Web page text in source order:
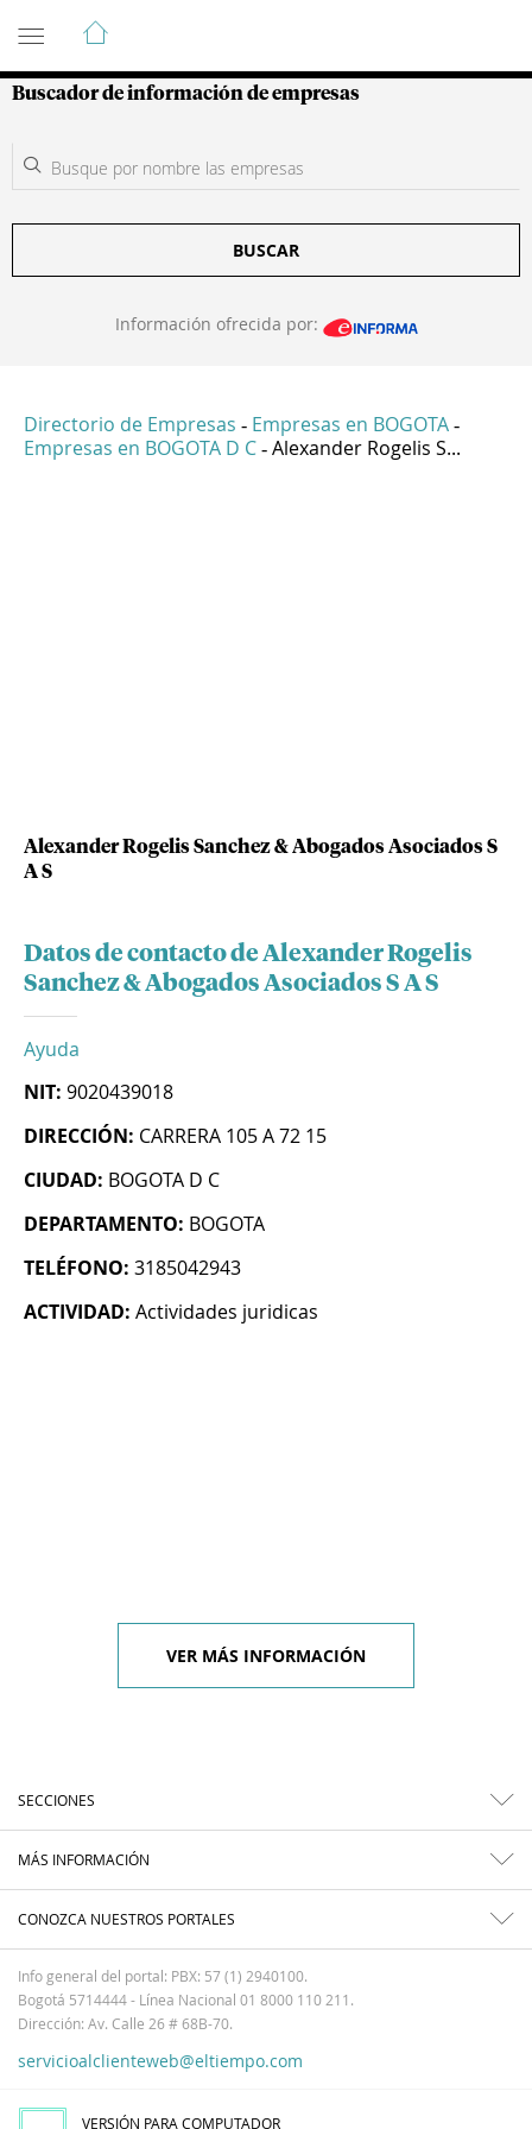
Guía de Empresas Colombianas
Buscador de información de empresas
BUSCAR
Información ofrecida por:
Directorio de Empresas - Empresas en BOGOTA -
Empresas en BOGOTA D C - Alexander Rogelis S...
Alexander Rogelis Sanchez & Abogados Asociados S
A S
Datos de contacto de Alexander Rogelis
Sanchez & Abogados Asociados S A S
Ayuda
NIT: 9020439018
DIRECCIÓN: CARRERA 105 A 72 15
CIUDAD: BOGOTA D C
DEPARTAMENTO: BOGOTA
TELÉFONO: 3185042943
ACTIVIDAD: Actividades juridicas
VER MÁS INFORMACIÓN
SECCIONES
MÁS INFORMACIÓN
CONOZCA NUESTROS PORTALES
Info general del portal: PBX: 57 (1) 2940100.
Bogotá 5714444 - Línea Nacional 01 8000 110 211.
Dirección: Av. Calle 26 # 68B-70.
servicioalclienteweb@eltiempo.com
VERSIÓN PARA COMPUTADOR